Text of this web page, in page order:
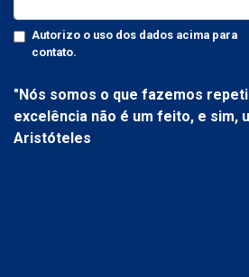
Autorizo o uso dos dados acima para
contato.
"Nós somos o que fazemos
excelência não é um feito, e sim,
Aristóteles